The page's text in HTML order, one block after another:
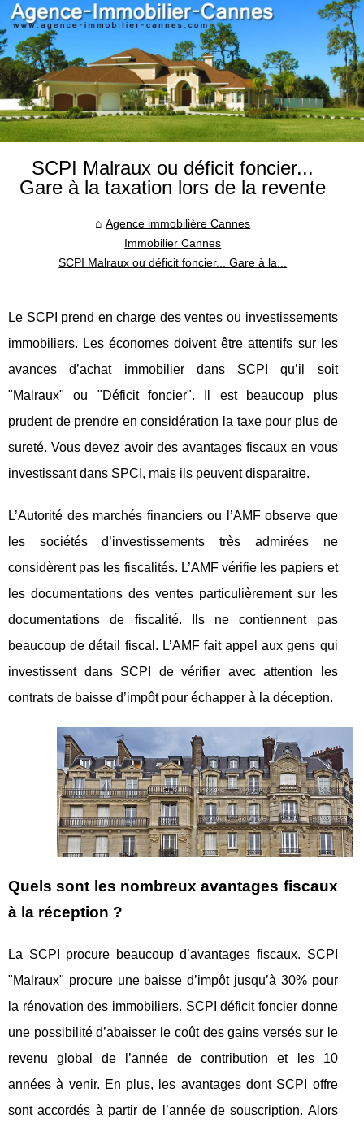
SCPI Malraux ou déficit foncier...
Gare à la taxation lors de la revente
Agence immobilière Cannes
Immobilier Cannes
SCPI Malraux ou déficit foncier... Gare à la...
Le SCPI prend en charge des ventes ou investissements
immobiliers. Les économes doivent être attentifs sur les
avances d’achat immobilier dans SCPI qu’il soit
"Malraux" ou "Déficit foncier". Il est beaucoup plus
prudent de prendre en considération la taxe pour plus de
sureté. Vous devez avoir des avantages fiscaux en vous
investissant dans SPCI, mais ils peuvent disparaitre.
L’Autorité des marchés financiers ou l’AMF observe que
les sociétés d’investissements très admirées ne
considèrent pas les fiscalités. L’AMF vérifie les papiers et
les documentations des ventes particulièrement sur les
documentations de fiscalité. Ils ne contiennent pas
beaucoup de détail fiscal. L’AMF fait appel aux gens qui
investissent dans SCPI de vérifier avec attention les
contrats de baisse d’impôt pour échapper à la déception.
Quels sont les nombreux avantages fiscaux
à la réception ?
La SCPI procure beaucoup d’avantages fiscaux. SCPI
"Malraux" procure une baisse d’impôt jusqu’à 30% pour
la rénovation des immobiliers. SCPI déficit foncier donne
une possibilité d’abaisser le coût des gains versés sur le
revenu global de l’année de contribution et les 10
années à venir. En plus, les avantages dont SCPI offre
sont accordés à partir de l’année de souscription. Alors